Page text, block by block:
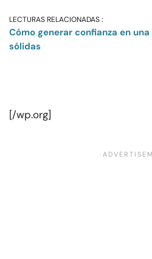
LECTURAS RELACIONADAS :
Cómo generar confianza en
sólidas
[/wp.org]